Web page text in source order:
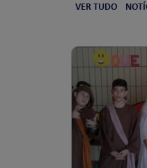
VER TUDO